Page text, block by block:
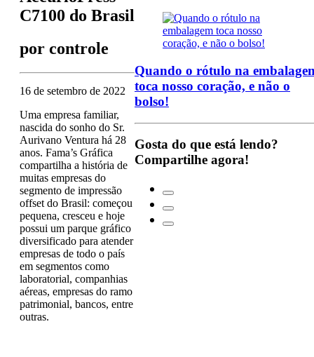
C7100 do Brasil
por controle
16 de setembro de 2022
Uma empresa familiar,
nascida do sonho do Sr.
Aurivano Ventura há 28
anos. Fama’s Gráfica
compartilha a história de
muitas empresas do
segmento de impressão
offset do Brasil: começou
pequena, cresceu e hoje
possui um parque gráfico
diversificado para atender
empresas de todo o país
em segmentos como
laboratorial, companhias
aéreas, empresas do ramo
patrimonial, bancos, entre
outras.
Quando o rótulo na
toca nosso coração, e não o
bolso!
Gosta do que está lendo?
Compartilhe agora!